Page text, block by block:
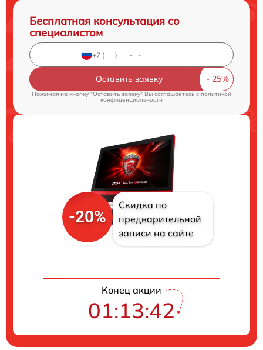
Бесплатная консультация со
специалистом
Оставить заявку
Нажимая на кнопку "Оставить заявку" Вы соглашаетесь cполитикой
конфиденциальности
-20%
Скидка по
предварительной
записи на сайте
Конец акции
01:13:42